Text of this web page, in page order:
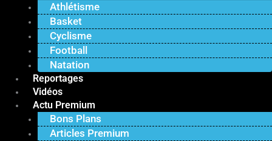
Athlétisme
Basket
Cyclisme
Football
Natation
Reportages
Vidéos
Actu Premium
Bons Plans
Articles Premium